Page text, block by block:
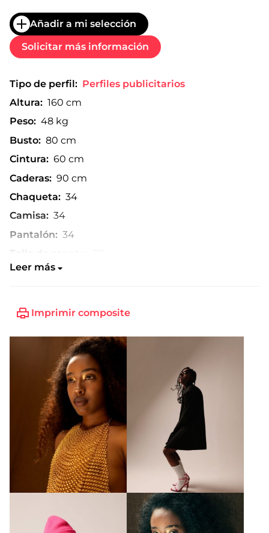
Añadir a mi selección
Solicitar más información
Tipo de perfil: Perfiles publicitarios
Altura: 160 cm
Peso: 48 kg
Busto: 80 cm
Cintura: 60 cm
Caderas: 90 cm
Chaqueta: 34
Camisa: 34
Pantalón: 34
Leer más
Imprimir composite